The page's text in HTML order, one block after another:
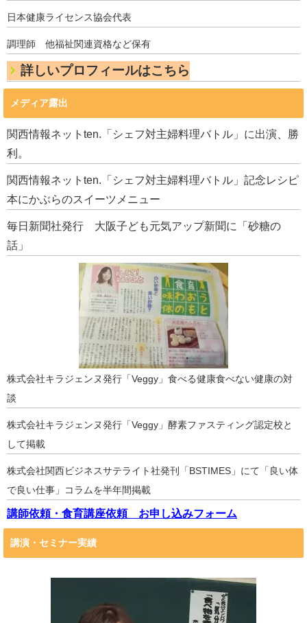
日本健康ライセンス協会代表
調理師 他福祉関連資格など保有
詳しいプロフィールはこちら
メディア露出
関西情報ネットten.「シェフ対主婦料理バトル」に出演、勝
利。
関西情報ネットten.「シェフ対主婦料理バトル」記念レシピ
本にかぶらのスイーツメニュー
毎日新聞社発行 大阪子ども元気アップ新聞に「砂糖の
話」
株式会社キラジェンヌ発行「Veggy」食べる健康食べない健康の対
談
株式会社キラジェンヌ発行「Veggy」酵素ファスティング認定校と
して掲載
株式会社関西ビジネスサテライト社発刊「BSTIMES」にて「良い体
で良い仕事」コラムを半年間掲載
講師依頼・食育講座依頼 お申し込みフォーム
講演・セミナー実績